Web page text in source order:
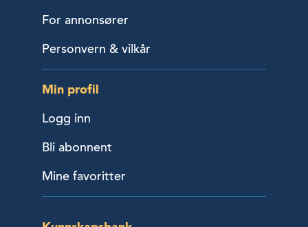
For annonsører
Personvern & vilkår
Min profil
Logg inn
Bli abonnent
Mine favoritter